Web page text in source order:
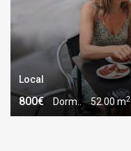
Local
800€ Dorm.. 52.00 m2